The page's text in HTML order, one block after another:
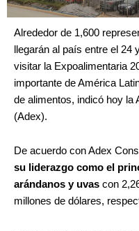
Alrededor de 1,600
llegarán al país entre el
visitar la Expoalimentaria
importante de América
de alimentos, indicó hoy la
(Adex).
De acuerdo con Adex
su liderazgo como el
arándanos y uvas con
millones de dólares,